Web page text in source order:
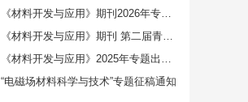
《材料开发与应用》期刊2026年专题出版计划
《材料开发与应用》期刊 第二届青年编辑委员会委员招募通知
《材料开发与应用》2025年专题出版计划
“电磁场材料科学与技术”专题征稿通知